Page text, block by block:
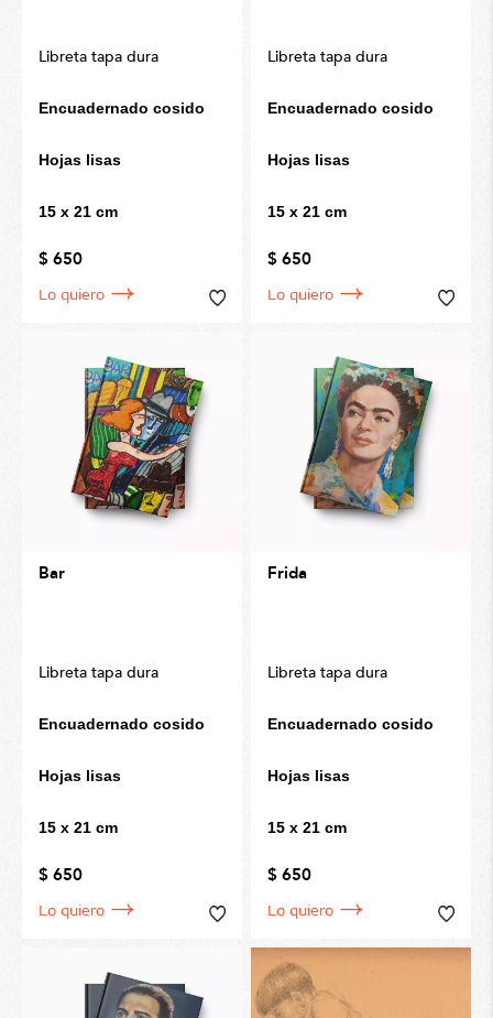
Libreta tapa dura
Encuadernado cosido
Hojas lisas
15 x 21 cm
$ 650
Lo quiero
Libreta tapa dura
Encuadernado cosido
Hojas lisas
15 x 21 cm
$ 650
Lo quiero
Bar
Libreta tapa dura
Encuadernado cosido
Hojas lisas
15 x 21 cm
$ 650
Lo quiero
Frida
Libreta tapa dura
Encuadernado cosido
Hojas lisas
15 x 21 cm
$ 650
Lo quiero